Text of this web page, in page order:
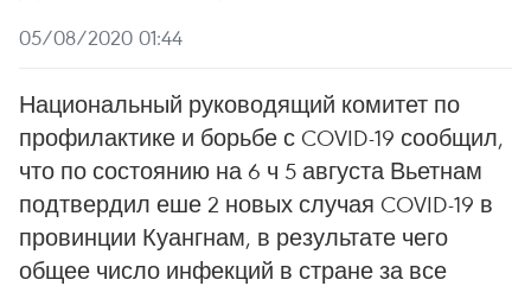
05/08/2020 01:44
Национальный руководящий комитет по
профилактике и борьбе с COVID-19 сообщил,
что по состоянию на 6 ч 5 августа Вьетнам
подтвердил еше 2 новых случая COVID-19 в
провинции Куангнам, в результате чего
общее число инфекций в стране за все